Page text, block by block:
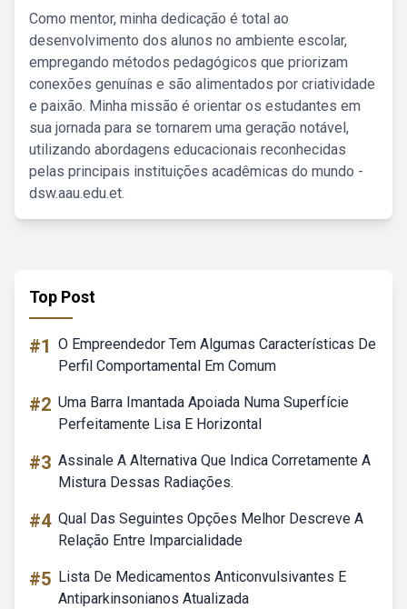
Como mentor, minha dedicação é total ao
desenvolvimento dos alunos no ambiente escolar,
empregando métodos pedagógicos que priorizam
conexões genuínas e são alimentados por criatividade
e paixão. Minha missão é orientar os estudantes em
sua jornada para se tornarem uma geração notável,
utilizando abordagens educacionais reconhecidas
pelas principais instituições acadêmicas do mundo -
dsw.aau.edu.et.
Top Post
#1 O Empreendedor Tem Algumas Características De
Perfil Comportamental Em Comum
#2 Uma Barra Imantada Apoiada Numa Superfície
Perfeitamente Lisa E Horizontal
#3 Assinale A Alternativa Que Indica Corretamente A
Mistura Dessas Radiações.
#4 Qual Das Seguintes Opções Melhor Descreve A
Relação Entre Imparcialidade
#5 Lista De Medicamentos Anticonvulsivantes E
Antiparkinsonianos Atualizada